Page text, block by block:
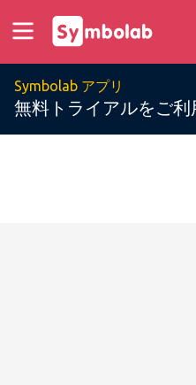
Symbolab アプリ
無料トライアルをご